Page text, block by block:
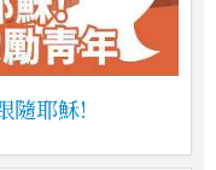
隨耶穌!